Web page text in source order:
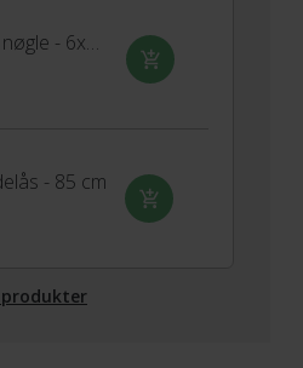
INNERGY Kædelås m. nøgle - 6x900 mm
- 85 cm